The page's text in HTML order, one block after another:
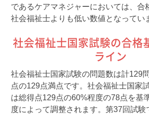
であるケアマネジャーにおいては、合
社会福祉士よりも低い数値となってい
社会福祉士国家試験の合格
ライン
社会福祉士国家試験の問題数は計129
点の129点満点です。社会福祉士国家
は総得点129点の60%程度の78点を基
度によって調整されます。第37回試験